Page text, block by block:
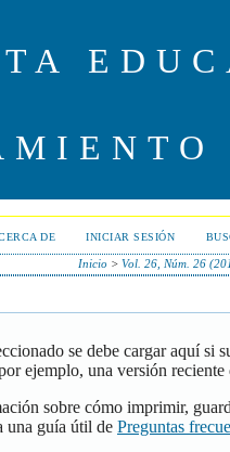
DE INICIAR SESIÓN
Inicio >Vol. 26, Núm. 26
se debe cargar aquí si
ejemplo, una versión
sobre cómo imprimir,
una guía útil de Preguntas